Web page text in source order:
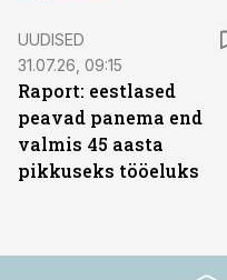
UUDISED
31.07.26, 09:15
Raport: eestlased
peavad panema end
valmis 45 aasta
pikkuseks tööeluks